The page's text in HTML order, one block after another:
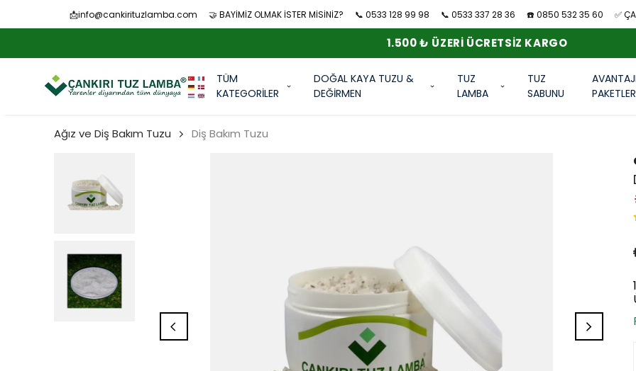
📩info@cankirituzlamba.com 🤝 BAYİMİZ OLMAK İSTER MİSİNİZ? 📞 0533 128 99 98 📞 0533 337 28 36 ☎️ 0850 532 35 60 ✅
1.500 ₺ ÜZERI ÜCRETSIZ KARGO
TÜM
KATEGORİLER
DOĞAL KAYA TUZU &
DEĞİRMEN
TUZ
LAMBA
TUZ
SABUNU
PAKETLER
Ağız ve Diş Bakım Tuzu Diş Bakım Tuzu